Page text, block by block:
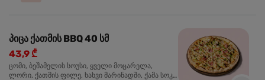
პიცა ქათმის BBQ 40 სმ
43,9 ₾
ცომი, ბეშამელის სოუსი, ყველი მოცარელა,
ლორი, ქათმის ფილე, ხახვი მარინადში, ქამა სოკო